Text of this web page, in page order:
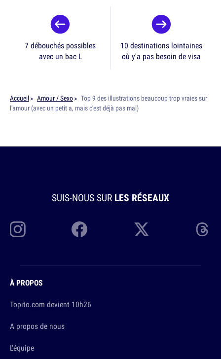
7 débouchés possibles
avec un bac L
10 destinations lointaines
où y'a pas besoin de visa
Accueil Amour / Sexo
Top 9 des illustrations beaucoup trop vraies sur
l'amour (avec un petit a, mais c'est déjà pas mal)
SUIS-NOUS SUR LES RÉSEAUX
À PROPOS
Topito.com devient 10h26
A propos de nous
L'équipe